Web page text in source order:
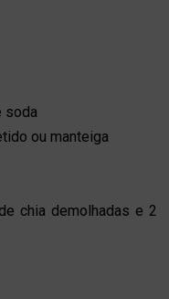
soda
ou manteiga
chia demolhadas e 2